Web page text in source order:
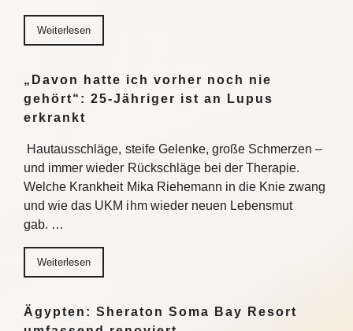
Weiterlesen
„Davon hatte ich vorher noch nie
gehört“: 25-Jähriger ist an Lupus
erkrankt
Hautausschläge, steife Gelenke, große Schmerzen –
und immer wieder Rückschläge bei der Therapie.
Welche Krankheit Mika Riehemann in die Knie zwang
und wie das UKM ihm wieder neuen Lebensmut
gab. …
Weiterlesen
Ägypten: Sheraton Soma Bay Resort